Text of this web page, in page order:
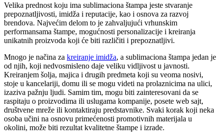
Velika prednost koju ima sublimaciona štampa jeste stvaranje
prepoznatljivosti, imidža i reputacije, kao i osnova za razvoj
brendova. Najvećim delom to je zahvaljujući vrhunskim
performansama štampe, mogućnosti personalizacije i kreiranja
unikatnih proizvoda koji će biti različiti i prepoznatljivi.
Mnogo je načina za kreiranje imidža, a sublimaciona štampa jedan je
od njih, koji nedvosmisleno daje veliku vidljivost u javnosti.
Kreiranjem šolja, majica i drugih predmeta koji su veoma nosivi,
stoje u kancelariji, domu ili se mogu videti na prolaznicima na ulici,
izaziva pažnju ljudi. Samim tim, mogu biti zainteresovani da se
raspitaju o proizvodima ili uslugama kompanije, posete web sajt,
društvene mreže ili kontaktiraju predstavnike. Svaki korak koji neka
osoba učini na osnovu primećenosti promotivnih materijala u
okolini, može biti rezultat kvalitetne štampe i izrade.